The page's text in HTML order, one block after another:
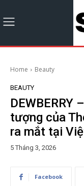
Home Beauty
BEAUTY
DEWBERRY
tượng của
ra mắt tại
5 Tháng 3, 2026
Facebook